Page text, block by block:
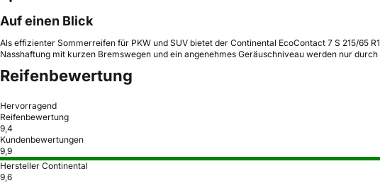
Auf einen Blick
Als effizienter Sommerreifen für PKW und SUV bietet der Continental EcoContact 7 S 215/
Nasshaftung mit kurzen Bremswegen und ein angenehmes Geräuschniveau werden nur
Reifenbewertung
Hervorragend
Reifenbewertung
9,4
Kundenbewertungen
9,9
Hersteller Continental
9,6